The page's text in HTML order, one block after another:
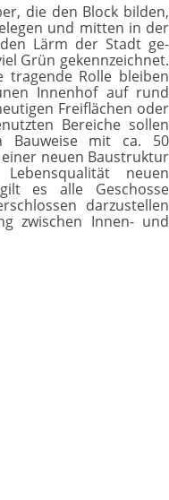
die den Block bilden,
und mitten in der
Lärm der Stadt ge­
Grün gekenn­zeichnet.
tragende Rolle bleiben
Innenhof auf rund
Freiflächen oder
Bereiche sollen
Bauweise mit ca. 50
neuen Baustruktur
neuen
es alle Geschosse
darzustellen
zwischen Innen- und